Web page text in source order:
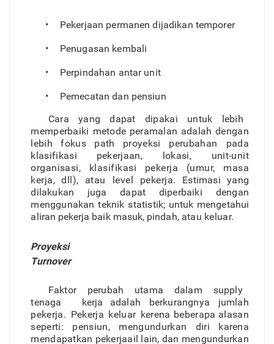
• Pekerjaan permanen dijadikan temporer
• Penugasan kembali
• Perpindahan antar unit
• Pemecatan dan pensiun
Carayangdapat dipakai untuk lebih
memperbaiki metode peramalan adalahdengan
lebih fokus path proyeksi perubahan pada
klasifikasi pekerjaan, lokasi, unit-unit
organisasi, klasifikasi pekerja (umur, masa
kerja,dll), atau level pekerja. Estimasiyang
dilakukan jugadapat diperbaiki dengan
menggunakan teknik statistik; untuk mengetahui
aliran pekerja baik masuk, pindah,atau keluar.
Proyeksi
Turnover
Faktor perubah utama dalam supply
tenaga kerja adalah berkurangnya jumlah
pekerja. Pekerja keluar kerena beberapa alasan
seperti: pensiun, mengundurkan diri karena
mendapatkan pekerjaail lain, dan mengundurkan